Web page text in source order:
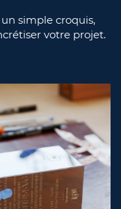
simple croquis,
votre projet.